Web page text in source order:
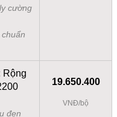
cường
chuẩn
Rộng
đen
19.650.400
VNĐ/bộ